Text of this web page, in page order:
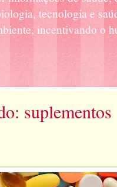
tecnologia e
incentivando o
suplementos